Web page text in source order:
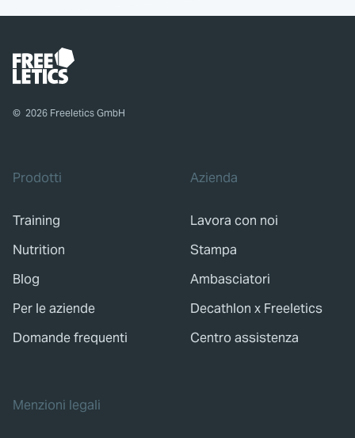
© 2026 Freeletics GmbH
Prodotti
Training
Nutrition
Blog
Per le aziende
Domande frequenti
Azienda
Lavora con noi
Stampa
Ambasciatori
Decathlon x Freeletics
Centro assistenza
Menzioni legali